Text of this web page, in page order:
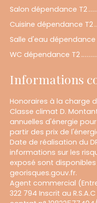
Salon dépendance T2
Cuisine dépendance T2
Salle d'eau dépendance
WC dépendance T2
Informations
Honoraires à la charge
Classe climat D.
annuelles d'énergie
partir des prix de
Date de réalisation du
informations sur les
exposé sont
georisques.gouv.fr.
Agent commercial
322 794 Inscrit au R.S.A.C